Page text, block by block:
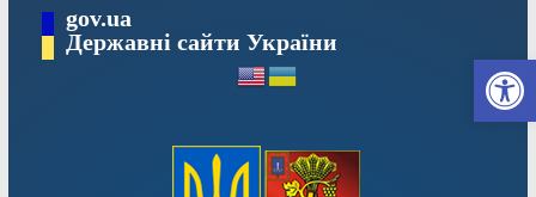
вмісту
gov.ua
Державні сайти України